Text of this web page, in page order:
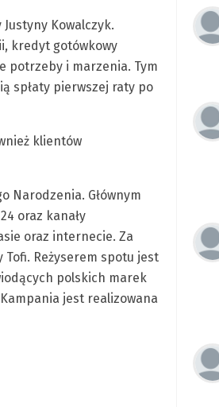
Kowalczyk.
kredyt gotówkowy
potrzeby i marzenia. Tym
spłaty pierwszej raty po
klientów
Narodzenia. Głównym
oraz kanały
oraz internecie. Za
Reżyserem spotu jest
polskich marek
jest realizowana